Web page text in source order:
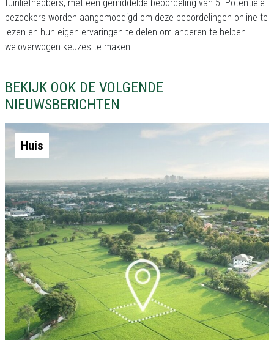
tuinliefhebbers, met een gemiddelde beoordeling van 5. Potentiële
bezoekers worden aangemoedigd om deze beoordelingen online te
lezen en hun eigen ervaringen te delen om anderen te helpen
weloverwogen keuzes te maken.
BEKIJK OOK DE VOLGENDE
NIEUWSBERICHTEN
Huis